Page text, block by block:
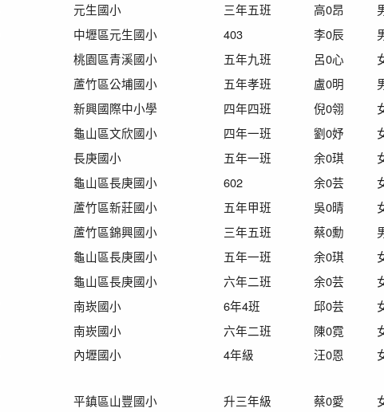
元生國小 三年五班 高0昂
中壢區元生國小 403 李0辰
桃園區青溪國小 五年九班 呂0心
蘆竹區公埔國小 五年孝班 盧0明
新興國際中小學 四年四班 倪0翎
龜山區文欣國小 四年一班 劉0妤
長庚國小 五年一班 余0琪
龜山區長庚國小 602 余0芸
蘆竹區新莊國小 五年甲班 吳0晴
蘆竹區錦興國小 三年五班 蔡0勳
龜山區長庚國小 五年一班 余0琪
龜山區長庚國小 六年二班 余0芸
南崁國小 6年4班 邱0芸
南崁國小 六年二班 陳0霓
內壢國小 4年級 汪0恩
平鎮區山豐國小 升三年級 蔡0愛